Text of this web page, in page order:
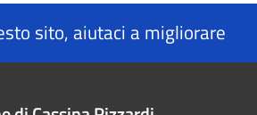
sito, aiutaci a migliorare